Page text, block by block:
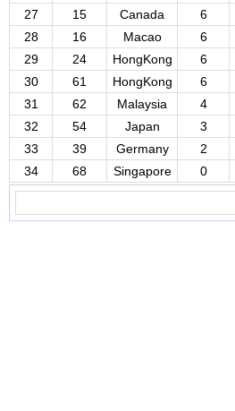
27
15 Canada 6
28
16 Macao 6
29
24 HongKong 6
30
61 HongKong 6
31
62 Malaysia 4
32
54 Japan 3
33
39 Germany 2
34
68 Singapore 0